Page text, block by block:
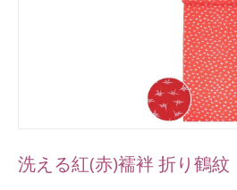
洗える紅(赤)襦袢 折り鶴紋